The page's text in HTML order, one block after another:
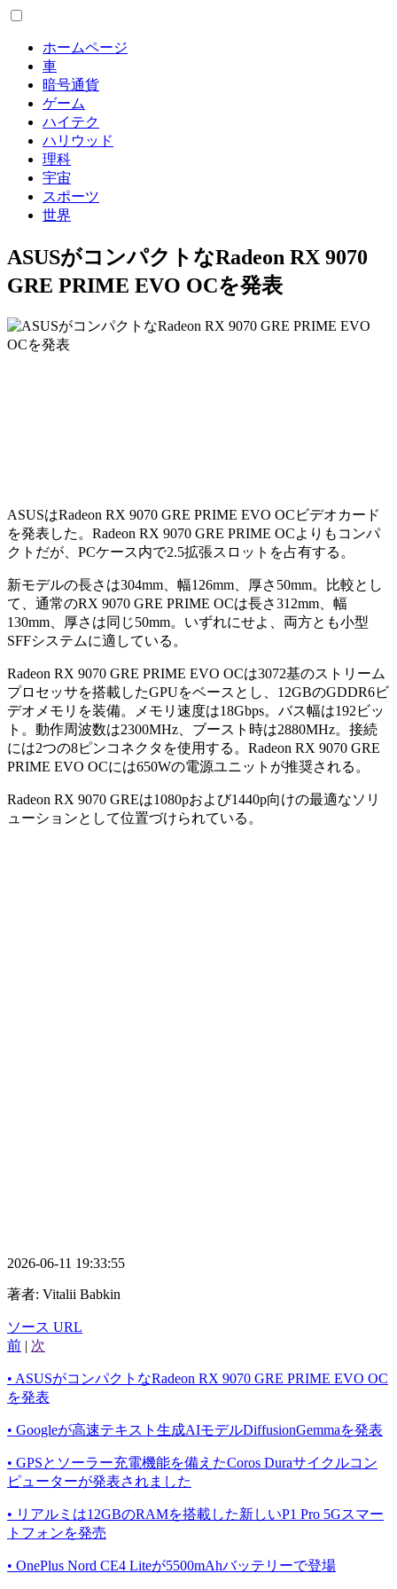
ホームページ
車
暗号通貨
ゲーム
ハイテク
ハリウッド
理科
宇宙
スポーツ
世界
ASUSがコンパクトなRadeon RX 9070
GRE PRIME EVO OCを発表
ASUSはRadeon RX 9070 GRE PRIME EVO OCビデオカード
を発表した。Radeon RX 9070 GRE PRIME OCよりもコンパ
クトだが、PCケース内で2.5拡張スロットを占有する。
新モデルの長さは304mm、幅126mm、厚さ50mm。比較とし
て、通常のRX 9070 GRE PRIME OCは長さ312mm、幅
130mm、厚さは同じ50mm。いずれにせよ、両方とも小型
SFFシステムに適している。
Radeon RX 9070 GRE PRIME EVO OCは3072基のストリーム
プロセッサを搭載したGPUをベースとし、12GBのGDDR6ビ
デオメモリを装備。メモリ速度は18Gbps。バス幅は192ビッ
ト。動作周波数は2300MHz、ブースト時は2880MHz。接続
には2つの8ピンコネクタを使用する。Radeon RX 9070 GRE
PRIME EVO OCには650Wの電源ユニットが推奨される。
Radeon RX 9070 GREは1080pおよび1440p向けの最適なソリ
ューションとして位置づけられている。
2026-06-11 19:33:55
著者: Vitalii Babkin
ソース URL
前 | 次
• ASUSがコンパクトなRadeon RX 9070 GRE PRIME EVO OC
を発表
• Googleが高速テキスト生成AIモデルDiffusionGemmaを発表
• GPSとソーラー充電機能を備えたCoros Duraサイクルコン
ピューターが発表されました
• リアルミは12GBのRAMを搭載した新しいP1 Pro 5Gスマー
トフォンを発売
• OnePlus Nord CE4 Liteが5500mAhバッテリーで登場